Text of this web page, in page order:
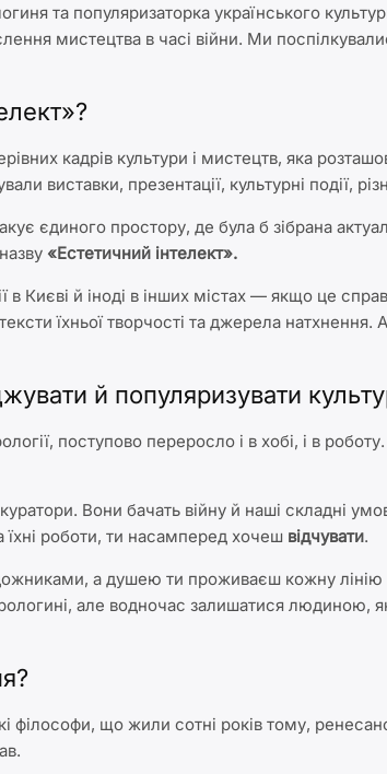
та популяризаторка українського
мистецтва в часі війни. Ми
кадрів культури і мистецтв, яка
виставки, презентації, культурні події,
єдиного простору, де була б зібрана
«Естетичний інтелект».
в Києві й іноді в інших містах — якщо це
їхньої творчості та джерела
й популяризувати
поступово переросло і в хобі, і в
Вони бачать війну й наші складні
роботи, ти насамперед хочеш відчувати.
а душею ти проживаєш кожну
але водночас залишатися людиною,
що жили сотні років тому,